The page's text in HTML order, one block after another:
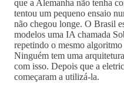
que a Alemanha não tenha
tentou um pequeno ensaio
não chegou longe. O Brasil
modelos uma IA chamada
repetindo o mesmo
Ninguém tem uma
com isso. Depois que a
começaram a utilizá-la.